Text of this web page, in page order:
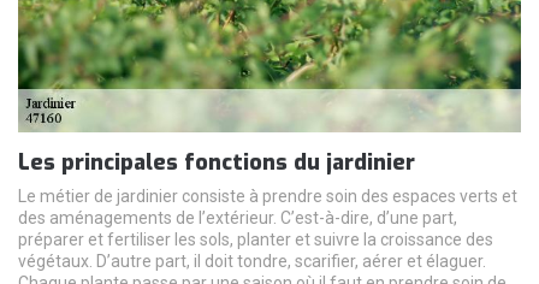
Les principales fonctions du jardinier
Le métier de jardinier consiste à prendre soin des espaces verts et
des aménagements de l’extérieur. C’est-à-dire, d’une part,
préparer et fertiliser les sols, planter et suivre la croissance des
végétaux. D’autre part, il doit tondre, scarifier, aérer et élaguer.